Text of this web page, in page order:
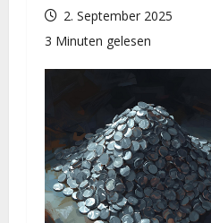
2. September 2025
3 Minuten gelesen